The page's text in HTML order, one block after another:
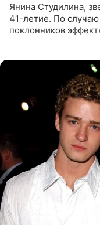
Янина Студилина,
41-летие. По
поклонников